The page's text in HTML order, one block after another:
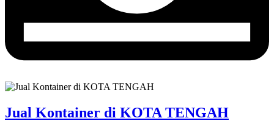
Jual Kontainer di KOTA TENGAH